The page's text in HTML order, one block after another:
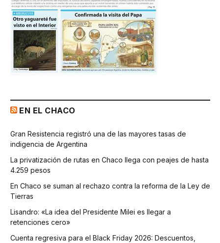
EN EL CHACO
Gran Resistencia registró una de las mayores tasas de
indigencia de Argentina
La privatización de rutas en Chaco llega con peajes de hasta
4.259 pesos
En Chaco se suman al rechazo contra la reforma de la Ley de
Tierras
Lisandro: «La idea del Presidente Milei es llegar a
retenciones cero»
Cuenta regresiva para el Black Friday 2026: Descuentos,